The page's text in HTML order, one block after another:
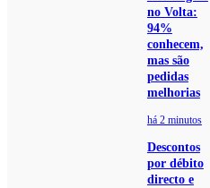
no Volta:
94%
conhecem,
mas são
pedidas
melhorias
há 2 minutos
Descontos
por débito
directo e